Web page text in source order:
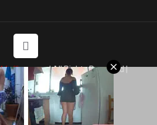
Muffin group| All Rights Reserved |
byWordPress